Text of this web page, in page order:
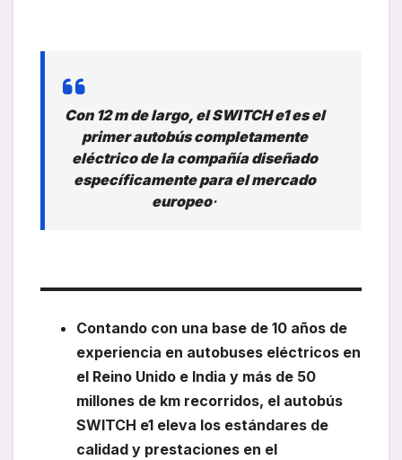
Con 12 m de largo, el SWITCH e1 es el
primer autobús completamente
eléctrico de la compañía diseñado
específicamente para el mercado
europeo·
Contando con una base de 10 años de
experiencia en autobuses eléctricos en
el Reino Unido e India y más de 50
millones de km recorridos, el autobús
SWITCH e1 eleva los estándares de
calidad y prestaciones en el